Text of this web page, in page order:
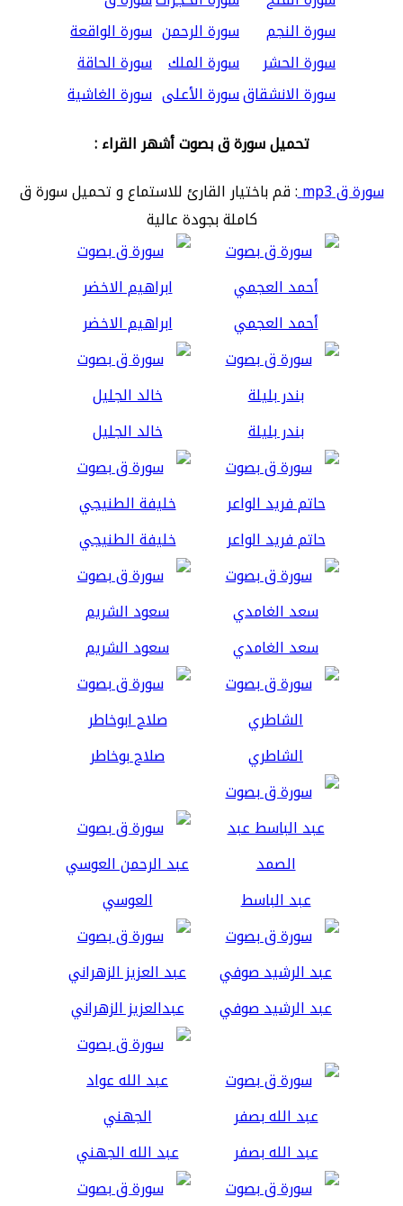
سورة النجم
سورة الرحمن سورة الواقعة
سورة الحشر
سورة الملك سورة الحاقة
سورة الانشقاقسورة الأعلى سورة الغاشية
تحميل سورة ق بصوت أشهر القراء :
سورة ق mp3
: قم باختيار القارئ للاستماع و تحميل سورة ق
كاملة بجودة عالية
أحمد العجمي ابراهيم الاخضر
بندر بليلة خالد الجليل
حاتم فريد الواعر خليفة الطنيجي
سعد الغامدي سعود الشريم
الشاطري صلاح بوخاطر
عبد الباسط العوسي
عبد الرشيد صوفي عبدالعزيز الزهراني
عبد الله بصفر عبد الله الجهني